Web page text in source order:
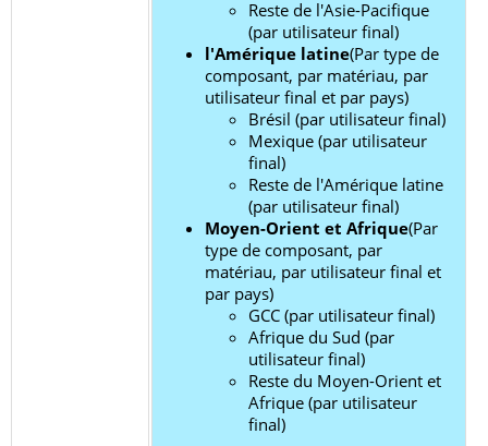
Reste de l'Asie-Pacifique
(par utilisateur final)
l'Amérique latine(Par type de
composant, par matériau, par
utilisateur final et par pays)
Brésil (par utilisateur final)
Mexique (par utilisateur
final)
Reste de l'Amérique latine
(par utilisateur final)
Moyen-Orient et Afrique(Par
type de composant, par
matériau, par utilisateur final et
par pays)
GCC (par utilisateur final)
Afrique du Sud (par
utilisateur final)
Reste du Moyen-Orient et
Afrique (par utilisateur
final)